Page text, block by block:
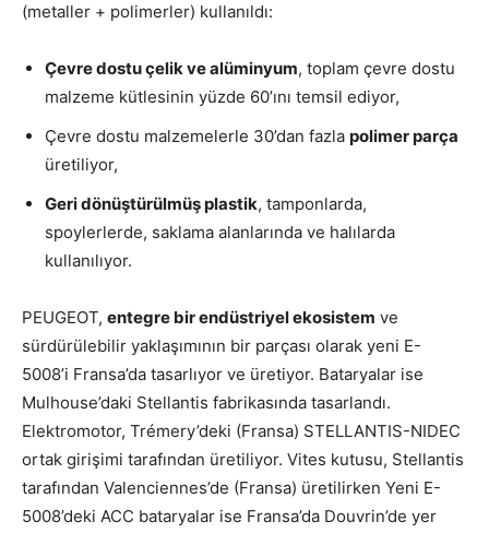
(metaller + polimerler) kullanıldı:
Çevre dostu çelik ve alüminyum, toplam çevre dostu
malzeme kütlesinin yüzde 60’ını temsil ediyor,
Çevre dostu malzemelerle 30’dan fazla polimer parça
üretiliyor,
Geri dönüştürülmüş plastik, tamponlarda,
spoylerlerde, saklama alanlarında ve halılarda
kullanılıyor.
PEUGEOT, entegre bir endüstriyel ekosistem ve
sürdürülebilir yaklaşımının bir parçası olarak yeni E-
5008’i Fransa’da tasarlıyor ve üretiyor. Bataryalar ise
Mulhouse’daki Stellantis fabrikasında tasarlandı.
Elektromotor, Trémery’deki (Fransa) STELLANTIS-NIDEC
ortak girişimi tarafından üretiliyor. Vites kutusu, Stellantis
tarafından Valenciennes’de (Fransa) üretilirken Yeni E-
5008’deki ACC bataryalar ise Fransa’da Douvrin’de yer